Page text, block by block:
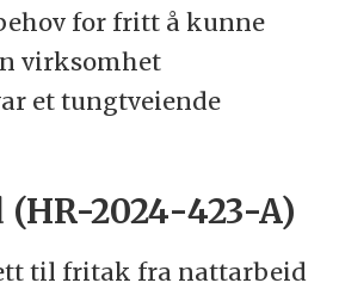
for fritt å kunne
virksomhet
et tungtveiende
2024-423-A)
til fritak fra nattarbeid